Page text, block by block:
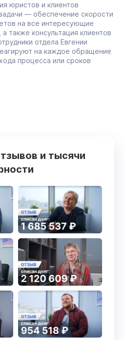
юристов и клиентов
— обеспечение скорости
на все интересующие
также консультация клиентов
отдела Евгении
на каждое обращение
процесса или сроков
и тысячи